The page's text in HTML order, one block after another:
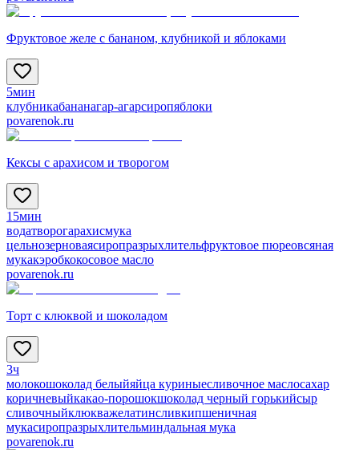
Фруктовое желе с бананом, клубникой и яблоками
5мин
клубникабананагар-агарсиропяблоки
povarenok.ru
Кексы с арахисом и творогом
15мин
водатворогарахисмука
цельнозерноваясиропразрыхлительфруктовое пюреовсяная
мукакэробкокосовое масло
povarenok.ru
Торт с клюквой и шоколадом
3ч
молокошоколад белыйяйца куриныесливочное маслосахар
коричневыйкакао-порошокшоколад черный горькийсыр
сливочныйклюкважелатинсливкипшеничная
мукасиропразрыхлительминдальная мука
povarenok.ru